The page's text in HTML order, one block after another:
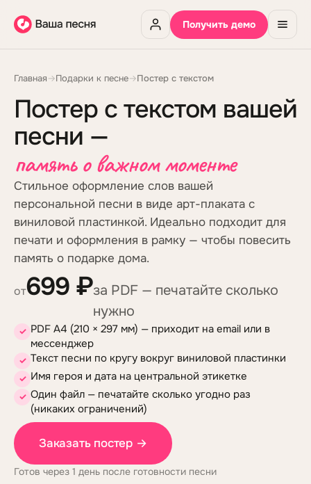
Получить демо
Главная→Подарки к песне→Постер с текстом
Постер с текстом вашей
песни —
память о важном моменте
Стильное оформление слов вашей
персональной песни в виде арт-плаката с
виниловой пластинкой. Идеально подходит для
печати и оформления в рамку — чтобы повесить
память о подарке дома.
от699 ₽за PDF — печатайте сколько
нужно
✓ PDF A4 (210 × 297 мм) — приходит на email или в
мессенджер
✓ Текст песни по кругу вокруг виниловой пластинки
✓ Имя героя и дата на центральной этикетке
✓ Один файл — печатайте сколько угодно раз
(никаких ограничений)
Заказать постер →
Готов через 1 день после готовности песни